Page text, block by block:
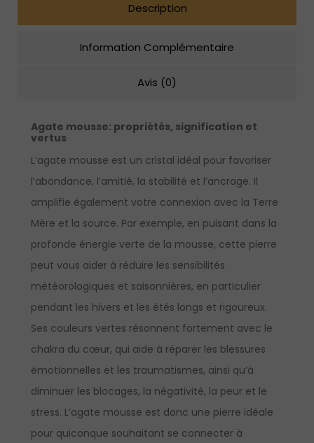
Description
Information Complémentaire
Avis (0)
Agate mousse: propriétés, signification et
vertus
L’agate mousse est un cristal idéal pour favoriser
l’abondance, l’amitié, la stabilité et l’ancrage. Il
amplifie également votre connexion avec la Terre
Mère et la source. Par exemple, en puisant dans la
profonde énergie verte de la mousse, cette pierre
peut vous aider à réduire les sensibilités
météorologiques et saisonnières, en particulier
pendant les hivers et les étés longs et rigoureux.
Ses couleurs vertes résonnent fortement avec le
chakra du cœur, qui aide à réparer les blessures
émotionnelles et les traumatismes, ainsi qu’à
diminuer les blocages, la négativité, la peur et le
stress. L’agate mousse est donc une pierre idéale
pour quiconque souhaitant se connecter à